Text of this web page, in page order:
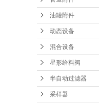
油罐附件
动态设备
混合设备
星形给料阀
半自动过滤器
采样器